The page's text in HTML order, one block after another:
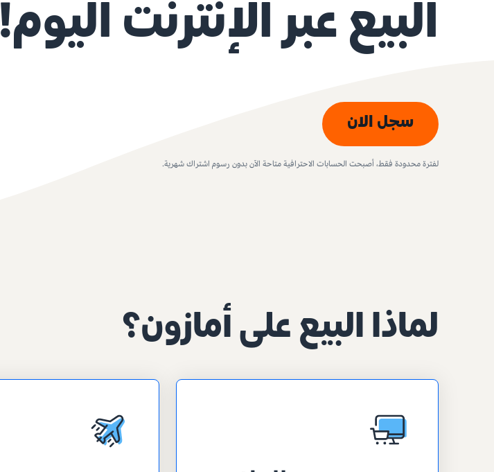
البيع عبر الإنترنت اليوم!
سجل الان
لفترة محدودة فقط، أصبحت الحسابات الاحترافية متاحة الآن بدون رسوم اشتراك شهرية.
لماذا البيع على أمازون؟